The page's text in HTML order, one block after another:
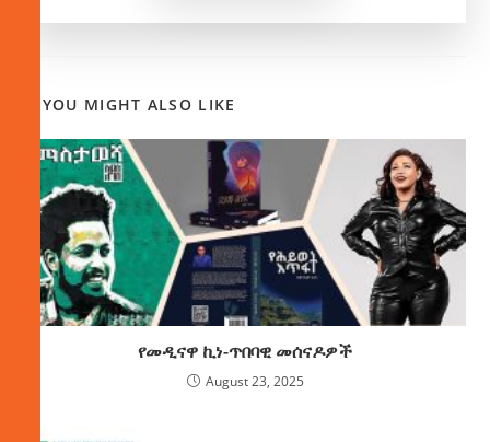
YOU MIGHT ALSO LIKE
የመዲናዋ ኪነ-ጥበባዊ መሰናዶዎች
August 23, 2025